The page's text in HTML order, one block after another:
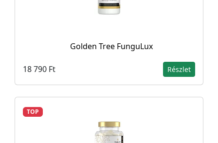
Golden Tree FunguLux
18 790 Ft Részlet
TOP